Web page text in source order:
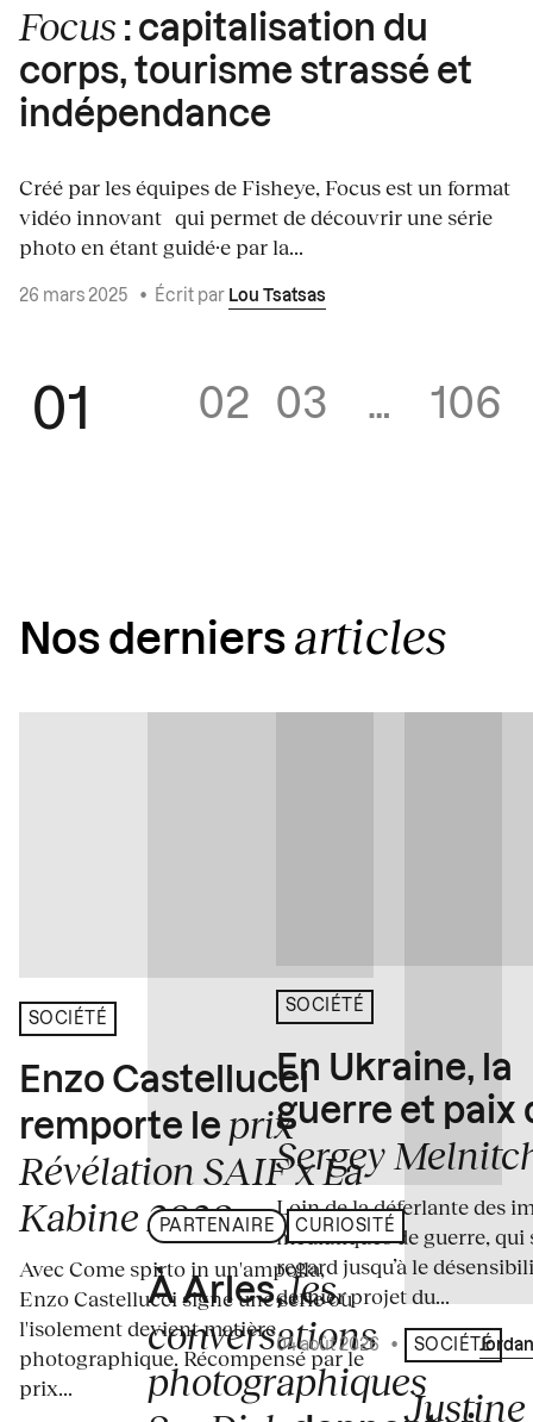
Focus : capitalisation du
corps, tourisme strassé et
indépendance
Créé par les équipes de Fisheye, Focus est un format
vidéo innovant qui permet de découvrir une série
photo en étant guidé·e par la...
26 mars 2025 • Écrit par Lou Tsatsas
01 02 03 … 106
Nos derniers articles
SOCIÉTÉ
Enzo Castellucci
remporte le prix
Révélation SAIF x La
Kabine 2026
Avec Come spirto in un'ampolla,
Enzo Castellucci signe une série où
l'isolement devient matière
photographique. Récompensé par le
prix...
PARTENAIRE CURIOSITÉ
À Arles,les
conversations
photographiques
SOCIÉTÉ
En Ukraine, la
guerre et paix
Sergey
Loin de la déferlante des
médiatiques de guerre, qui
regard jusqu’à le
dernier projet du...
04 août 2026 • Écrit par
SOCIÉTÉ